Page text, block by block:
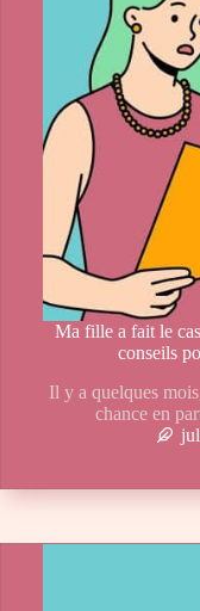
Ma fille a fait le
conseils
Il y a quelques
chance en